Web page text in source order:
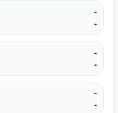
-
-
-
-
-
-